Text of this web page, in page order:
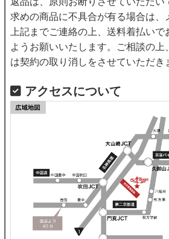
求めの商品に不具合が有る場合は、
上記までご連絡の上、送料着払い
ようお願いいたします。ご相談の上
は契約の取り消しをさせていただき
アクセスについて